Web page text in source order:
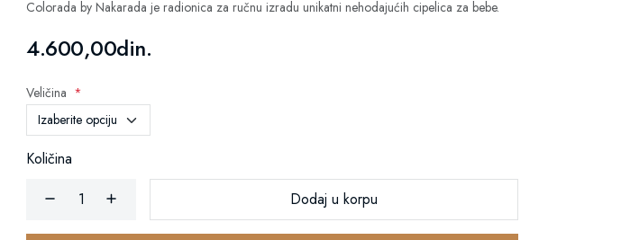
Colorada by Nakarada je radionica za ručnu izradu unikatni nehodajućih cipelica za bebe.
4.600,00din.
Veličina
Količina
Dodaj u korpu